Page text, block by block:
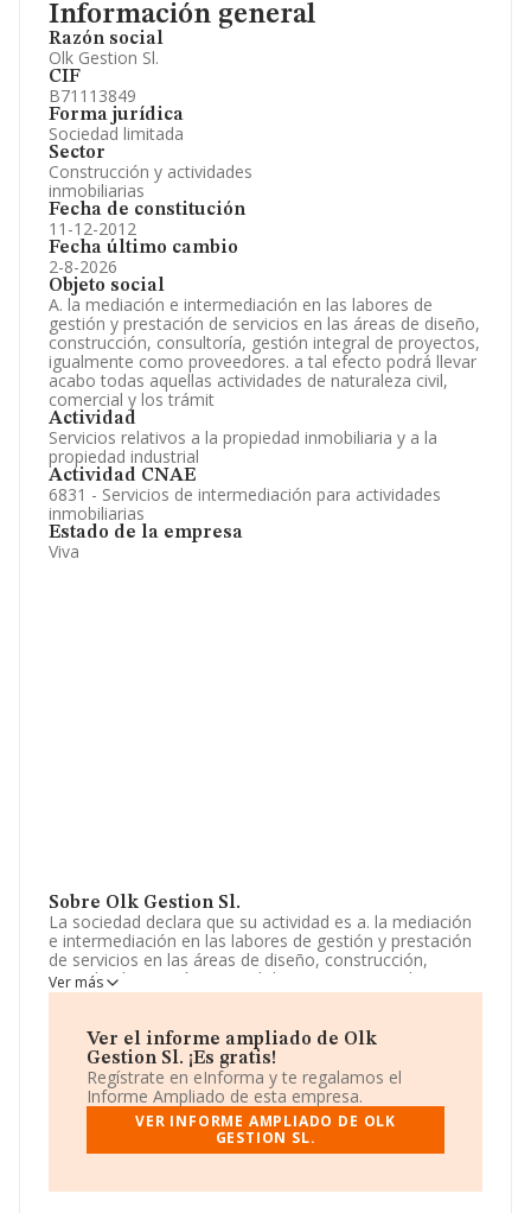
Información general
Razón social
Olk Gestion Sl.
CIF
B71113849
Forma jurídica
Sociedad limitada
Sector
Construcción y actividades
inmobiliarias
Fecha de constitución
11-12-2012
Fecha último cambio
2-8-2026
Objeto social
A. la mediación e intermediación en las labores de
gestión y prestación de servicios en las áreas de diseño,
construcción, consultoría, gestión integral de proyectos,
igualmente como proveedores. a tal efecto podrá llevar
acabo todas aquellas actividades de naturaleza civil,
comercial y los trámit
Actividad
Servicios relativos a la propiedad inmobiliaria y a la
propiedad industrial
Actividad CNAE
6831 - Servicios de intermediación para actividades
inmobiliarias
Estado de la empresa
Viva
Sobre Olk Gestion Sl.
La sociedad declara que su actividad es a. la mediación
e intermediación en las labores de gestión y prestación
de servicios en las áreas de diseño, construcción,
consultoría, gestión integral de proyectos, igualmente
como proveedores. a tal efecto podrá llevar acabo
y los trámit. La sociedad está registrada como Sociedad
Limitada. Su CNAE corresponde a 6831 con código
'Agentes de la propiedad inmobiliaria'. La sociedad no
tiene actividad en mercados exteriores.
En el último año el número de empleados ha
permanecido igual y según las cifras existentes en la
ha estado por encima de la media de sector.
Ver más
Ver el informe ampliado de Olk
Gestion Sl. ¡Es gratis!
Regístrate en eInforma y te regalamos el
Informe Ampliado de esta empresa.
VER INFORME AMPLIADO DE OLK
GESTION SL.